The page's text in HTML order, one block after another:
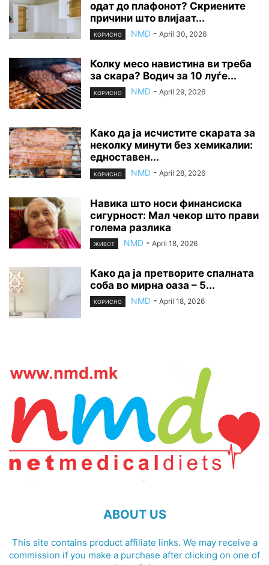
одат до плафонот? Скриените
причини што влијаат...
КОРИСНО NMD - April 30, 2026
Колку месо навистина ви треба
за скара? Водич за 10 луѓе...
КОРИСНО NMD - April 29, 2026
Како да ја исчистите скарата за
неколку минути без хемикалии:
едноставен...
КОРИСНО NMD - April 28, 2026
Навика што носи финансиска
сигурност: Мал чекор што прави
голема разлика
ЖИВОТ NMD - April 18, 2026
Како да ја претворите спалната
соба во мирна оаза – 5...
КОРИСНО NMD - April 18, 2026
ABOUT US
This site contains product affiliate links. We may receive a
commission if you make a purchase after clicking on one of